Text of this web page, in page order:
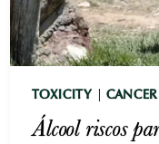
TOXICITY CANCER
Álcool riscos